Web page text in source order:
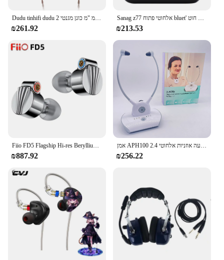
Dudu tinhifi dudu באוזן צגים 13 מ "מ כונן מגנטי 2pin ממשק אוזניות קווית אוזניות 3.5 מ" מ
₪261.92
Sanag z77 אלחוטי פתוח bluet' אלחוטית אוויר הולכה אוזניות כיוונית זיכרון גמיש טיטניום אוזניות ספורט חוט
₪213.53
₪887.92 ₪256.22